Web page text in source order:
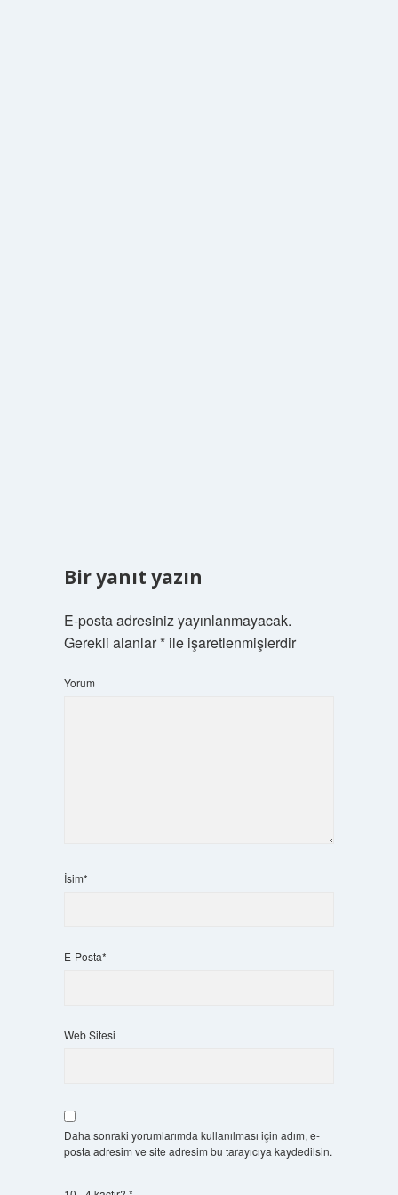
Bir yanıt yazın
E-posta adresiniz yayınlanmayacak.
Gerekli alanlar*ile işaretlenmişlerdir
Yorum
İsim*
E-Posta*
Web Sitesi
Daha sonraki yorumlarımda kullanılması için adım, e-
posta adresim ve site adresim bu tarayıcıya kaydedilsin.